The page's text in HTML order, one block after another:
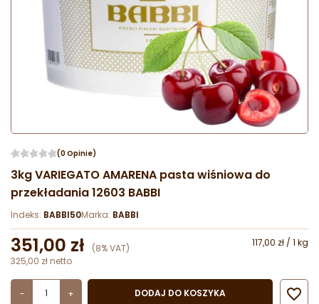
(0 Opinie)
3kg VARIEGATO AMARENA pasta wiśniowa do
przekładania 12603 BABBI
Indeks: BABBI50Marka: BABBI
351,00 zł (8% VAT)
117,00 zł / 1 kg
325,00 zł netto
- + DODAJ DO KOSZYKA 